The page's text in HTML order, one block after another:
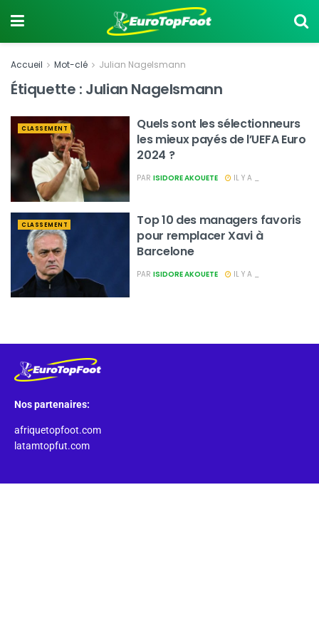
Accueil Mot-clé Julian Nagelsmann
Étiquette : Julian Nagelsmann
CLASSEMENT
Quels sont les sélectionneurs
les mieux payés de l’UEFA Euro
2024 ?
PAR ISIDORE AKOUETE IL Y A _
CLASSEMENT
Top 10 des managers favoris
pour remplacer Xavi à
Barcelone
PAR ISIDORE AKOUETE IL Y A _
Nos partenaires:
afriquetopfoot.com
latamtopfut.com